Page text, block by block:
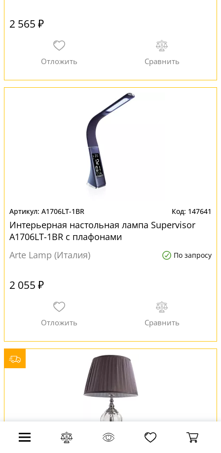
2 565 ₽
A1706LT-1BR 147641
Интерьерная настольная лампа Supervisor
A1706LT-1BR с плафонами
Arte Lamp (Италия)
По запросу
2 055 ₽